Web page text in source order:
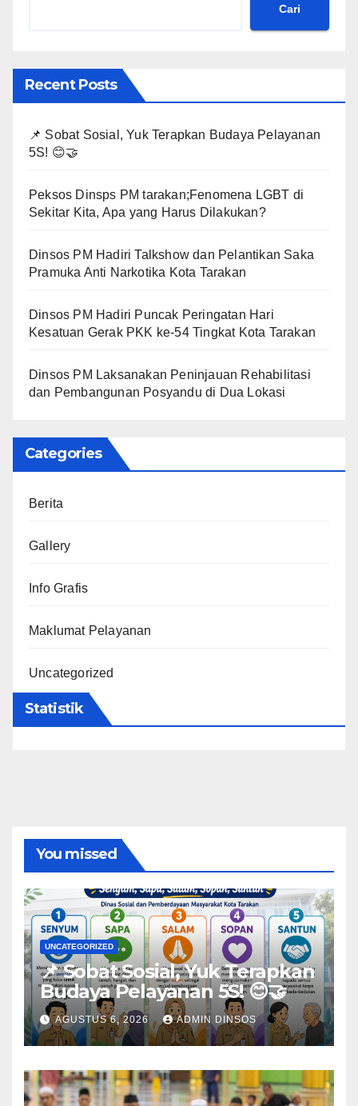
Cari
Recent Posts
📌 Sobat Sosial, Yuk Terapkan Budaya Pelayanan
5S! 😊🤝
Peksos Dinsps PM tarakan;Fenomena LGBT di
Sekitar Kita, Apa yang Harus Dilakukan?
Dinsos PM Hadiri Talkshow dan Pelantikan Saka
Pramuka Anti Narkotika Kota Tarakan
Dinsos PM Hadiri Puncak Peringatan Hari
Kesatuan Gerak PKK ke-54 Tingkat Kota Tarakan
Dinsos PM Laksanakan Peninjauan Rehabilitasi
dan Pembangunan Posyandu di Dua Lokasi
Categories
Berita
Gallery
Info Grafis
Maklumat Pelayanan
Uncategorized
Statistik
You missed
UNCATEGORIZED
📌 Sobat Sosial, Yuk Terapkan
Budaya Pelayanan 5S! 😊🤝
AGUSTUS 6, 2026 ADMIN DINSOS